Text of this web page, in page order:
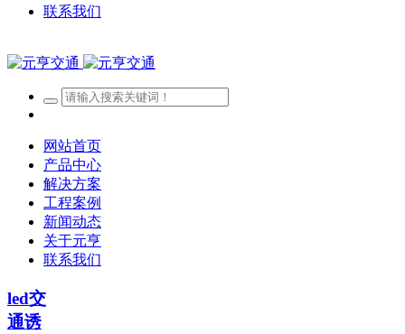
联系我们
网站首页
产品中心
解决方案
工程案例
新闻动态
关于元亨
联系我们
led交
通诱